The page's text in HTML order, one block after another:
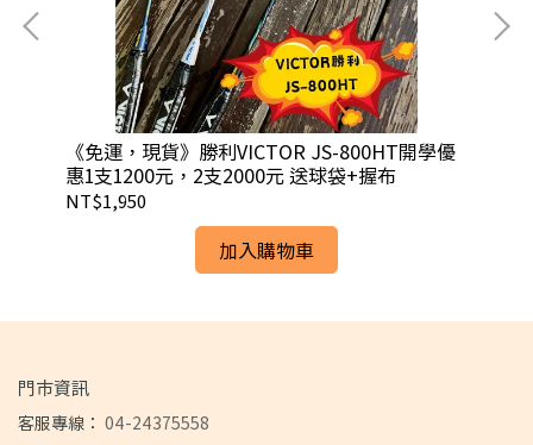
《免運，現貨》勝利VICTOR JS-800HT開學優
惠1支1200元，2支2000元 送球袋+握布
NT$1,950
加入購物車
門市資訊
客服專線： 04-24375558